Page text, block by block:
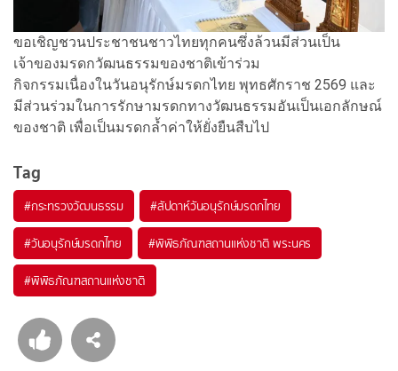
ขอเชิญชวนประชาชนชาวไทยทุกคนซึ่งล้วนมีส่วนเป็น
เจ้าของมรดกวัฒนธรรมของชาติเข้าร่วม
กิจกรรมเนื่องในวันอนุรักษ์มรดกไทย พุทธศักราช 2569 และ
มีส่วนร่วมในการรักษามรดกทางวัฒนธรรมอันเป็นเอกลักษณ์
ของชาติ เพื่อเป็นมรดกล้ำค่าให้ยั่งยืนสืบไป
Tag
#กระทรวงวัฒนธรรม #สัปดาห์วันอนุรักษ์มรดกไทย
#วันอนุรักษ์มรดกไทย #พิพิธภัณฑสถานแห่งชาติ พระนคร
#พิพิธภัณฑสถานแห่งชาติ